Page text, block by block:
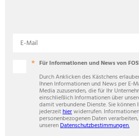
E-Mail
Für Informationen und News von
Durch Anklicken des Kästchens
Ihnen Informationen und News per E-
Media zuzusenden, die für Ihr
einschließlich Informationen über
damit verbundene Dienste. Sie können
jederzeithierwiderrufen.
personenbezogenen Daten
unserenDatenschutzbestimmungen.